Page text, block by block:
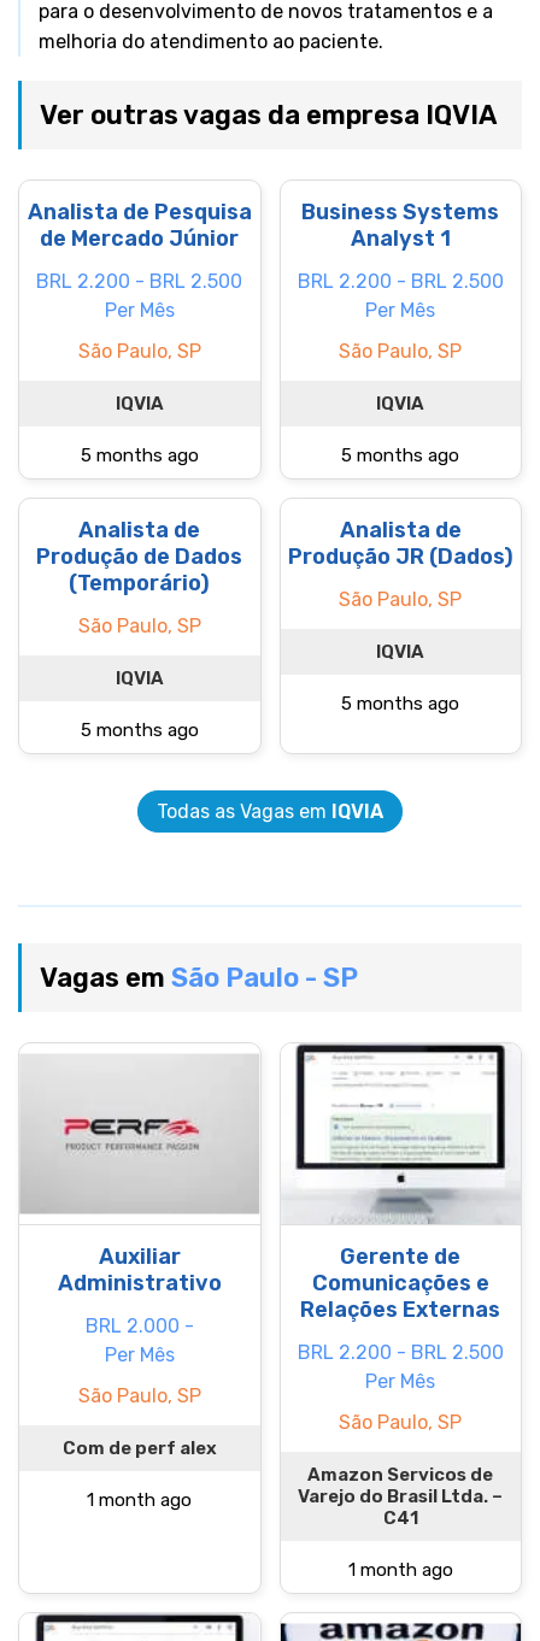
para o desenvolvimento de novos tratamentos e a
melhoria do atendimento ao paciente.
Ver outras vagas da empresa IQVIA
Analista de Pesquisa
de Mercado Júnior
BRL 2.200 - BRL 2.500
Per Mês
São Paulo, SP
IQVIA
5 months ago
Business Systems
Analyst 1
BRL 2.200 - BRL 2.500
Per Mês
São Paulo, SP
IQVIA
5 months ago
Analista de
Produção de Dados
(Temporário)
São Paulo, SP
IQVIA
5 months ago
Analista de
Produção JR (Dados)
São Paulo, SP
IQVIA
5 months ago
Todas as Vagas em IQVIA
Vagas em São Paulo - SP
Auxiliar
Administrativo
BRL 2.000 -
Per Mês
São Paulo, SP
Com de perf alex
1 month ago
Gerente de
Comunicações e
Relações Externas
BRL 2.200 - BRL 2.500
Per Mês
São Paulo, SP
Amazon Servicos de
Varejo do Brasil Ltda. –
C41
1 month ago